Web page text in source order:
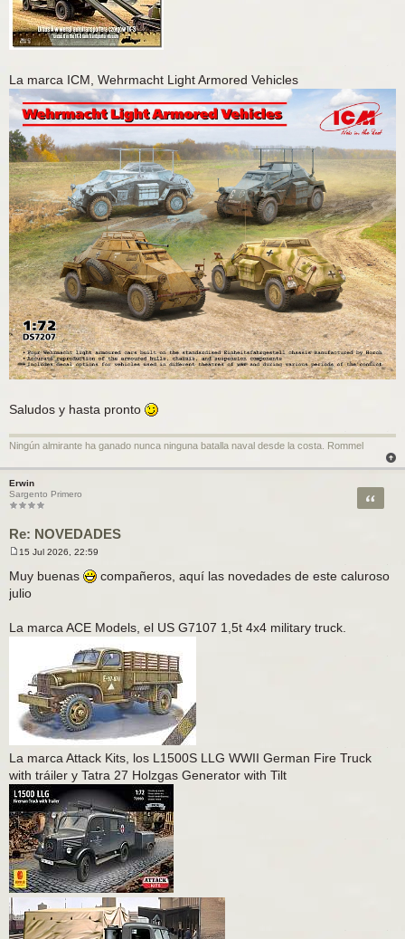
La marca ICM, Wehrmacht Light Armored Vehicles
Saludos y hasta pronto
Ningún almirante ha ganado nunca ninguna batalla naval desde la costa. Rommel
Erwin
Sargento Primero
Re: NOVEDADES
Citar
n
s
e
15 Jul 2026, 22:59
Muy buenas
compañeros, aquí las novedades de este caluroso
julio
La marca ACE Models, el US G7107 1,5t 4x4 military truck.
La marca Attack Kits, los L1500S LLG WWII German Fire Truck
with tráiler y Tatra 27 Holzgas Generator with Tilt